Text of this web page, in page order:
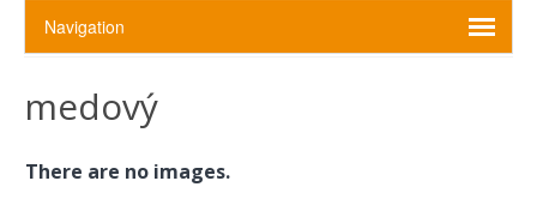
medový
There are no images.